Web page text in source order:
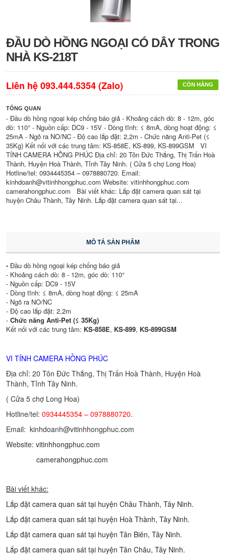
ĐẦU DÒ HỒNG NGOẠI CÓ DÂY TRONG
NHÀ KS-218T
CÒN HÀNG
Liên hệ 093.444.5354 (Zalo)
TỔNG QUAN
- Đầu dò hồng ngoại kép chống báo giả - Khoảng cách dò: 8 - 12m, góc
dò: 110° - Nguồn cấp: DC9 - 15V - Dòng tĩnh: ≤ 8mA, dòng hoạt động: ≤
25mA - Ngõ ra NO/NC - Độ cao lắp đặt: 2,2m - Chức năng Anti-Pet (≤
35Kg) Kết nối với các trung tâm: KS-858E, KS-899, KS-899GSM VI
TÍNH CAMERA HỒNG PHÚC Địa chỉ: 20 Tôn Đức Thắng, Thị Trấn Hoà
Thành, Huyện Hoà Thành, Tỉnh Tây Ninh. ( Cửa 5 chợ Long Hoa)
Hotline/tel: 0934445354 – 0978880720. Email:
kinhdoanh@vitinhhongphuc.com Website: vitinhhongphuc.com
camerahongphuc.com Bài viết khác: Lắp đặt camera quan sát tại
huyện Châu Thành, Tây Ninh. Lắp đặt camera quan sát tại...
MÔ TẢ SẢN PHẨM
- Đầu dò hồng ngoại kép chống báo giả
- Khoảng cách dò: 8 - 12m, góc dò: 110°
- Nguồn cấp: DC9 - 15V
- Dòng tĩnh: ≤ 8mA, dòng hoạt động: ≤ 25mA
- Ngõ ra NO/NC
- Độ cao lắp đặt: 2,2m
- Chức năng Anti-Pet (≤ 35Kg)
Kết nối với các trung tâm: KS-858E, KS-899, KS-899GSM
VI TÍNH CAMERA HỒNG PHÚC
Địa chỉ: 20 Tôn Đức Thắng, Thị Trấn Hoà Thành, Huyện Hoà
Thành, Tỉnh Tây Ninh.
( Cửa 5 chợ Long Hoa)
Hotline/tel: 0934445354 – 0978880720.
Email: kinhdoanh@vitinhhongphuc.com
Website: vitinhhongphuc.com
camerahongphuc.com
Bài viết khác:
Lắp đặt camera quan sát tại huyện Châu Thành, Tây Ninh.
Lắp đặt camera quan sát tại huyện Hoà Thành, Tây Ninh.
Lắp đặt camera quan sát tại huyện Tân Biên, Tây Ninh.
Lắp đặt camera quan sát tại huyện Tân Châu, Tây Ninh.